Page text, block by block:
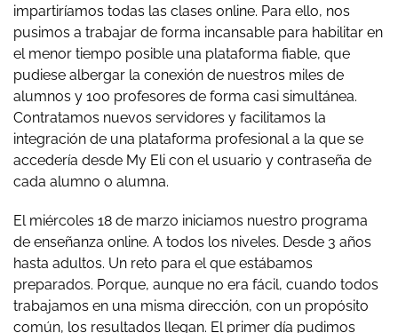
impartiríamos todas las clases online. Para ello, nos
pusimos a trabajar de forma incansable para habilitar en
el menor tiempo posible una plataforma fiable, que
pudiese albergar la conexión de nuestros miles de
alumnos y 100 profesores de forma casi simultánea.
Contratamos nuevos servidores y facilitamos la
integración de una plataforma profesional a la que se
accedería desde My Eli con el usuario y contraseña de
cada alumno o alumna.
El miércoles 18 de marzo iniciamos nuestro programa
de enseñanza online. A todos los niveles. Desde 3 años
hasta adultos. Un reto para el que estábamos
preparados. Porque, aunque no era fácil, cuando todos
trabajamos en una misma dirección, con un propósito
común, los resultados llegan. El primer día pudimos